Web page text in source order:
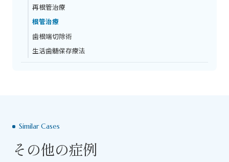
再根管治療
根管治療
歯根端切除術
生活歯髄保存療法
Similar Cases
その他の症例